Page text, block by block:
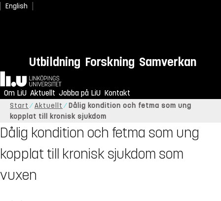
English
Utbildning Forskning Samverkan
Hem
Om LiU Aktuellt Jobba på LiU Kontakt
Start Aktuellt
Dålig kondition och fetma som ung
kopplat till kronisk sjukdom
Dålig kondition och fetma som ung
kopplat till kronisk sjukdom som
vuxen